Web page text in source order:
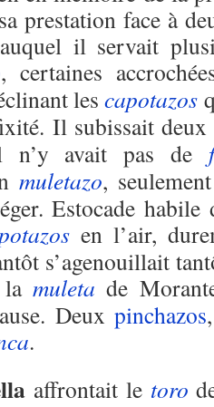
prestation face à
auquel il servait
, certaines
lescapotazos
Il subissait
n’y avait pas de
muletazo,
Estocade
en l’air,
s’agenouillait
lamuleta de
Deuxpinchazos
.
affrontait le toro